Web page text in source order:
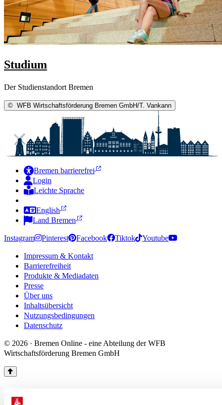
Studium
Der Studienstandort Bremen
© WFB Wirtschaftsförderung Bremen GmbH/T. Vankann
Bremen barrierefrei
Login
Leichte Sprache
English
Land Bremen
Instagram Pinterest Facebook Tiktok Youtube
Impressum & Kontakt
Barrierefreiheit
Produkte & Mediadaten
Presse
Über uns
Inhaltsübersicht
Nutzungsbedingungen
Datenschutz
© 2026 · Bremen Online - eine Abteilung der WFB
Wirtschaftsförderung Bremen GmbH